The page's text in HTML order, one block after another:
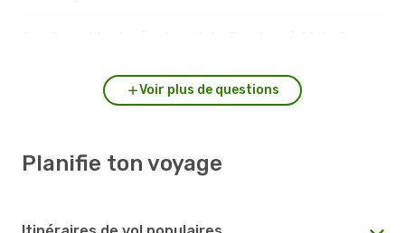
Voir plus de questions
Planifie ton voyage